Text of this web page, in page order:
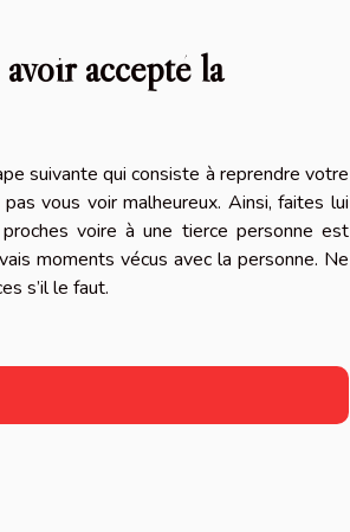
accepté la
suivante qui consiste à reprendre votre
vous voir malheureux. Ainsi, faites lui
voire à une tierce personne est
moments vécus avec la personne. Ne
s’il le faut.